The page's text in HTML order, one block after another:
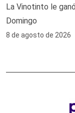
La Vinotinto le
Domingo
8 de agosto de 2026